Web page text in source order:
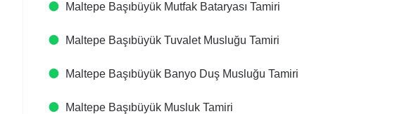
Maltepe Başıbüyük Mutfak Bataryası Tamiri
Maltepe Başıbüyük Tuvalet Musluğu Tamiri
Maltepe Başıbüyük Banyo Duş Musluğu Tamiri
Maltepe Başıbüyük Musluk Tamiri